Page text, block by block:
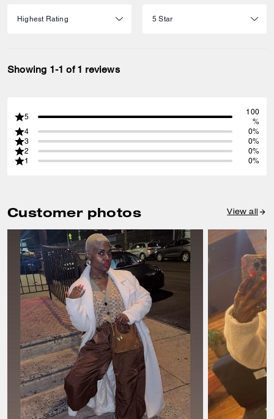
Showing 1-1 of 1 reviews
5
100
%
4
0%
3
0%
2
0%
1
0%
Customer photos View all